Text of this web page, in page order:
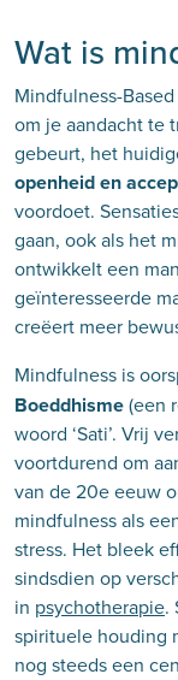
Wat is
Mindfulness-
om je aandacht te
gebeurt, het
openheid en
voordoet.
gaan, ook als het
ontwikkelt een
geïnteresseerde
creëert meer
Mindfulness is
Boeddhisme(een
woord ‘Sati’. Vrij
voortdurend om
van de 20e eeuw
mindfulness als
stress. Het bleek
sindsdien op
in psychotherapie.
spirituele houding
nog steeds een